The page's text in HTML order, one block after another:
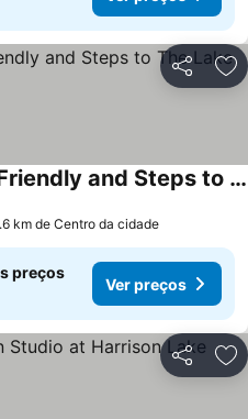
Partilhar
RiversTail Retreat Pet-Friendly and Steps to The Lake
km de Centro da cidade
preços
Ver preços
Partilhar